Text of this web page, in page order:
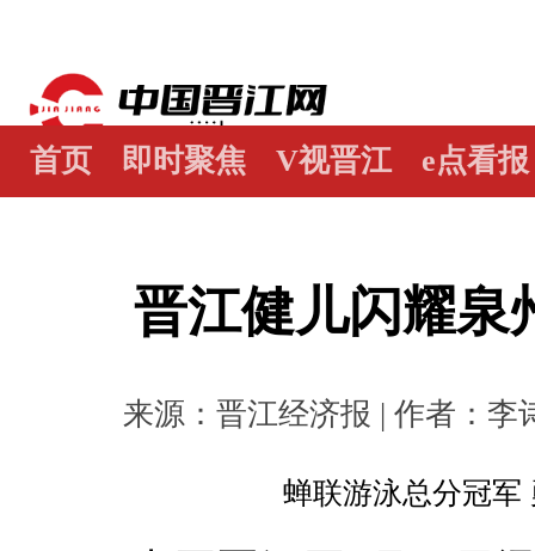
首页 即时聚焦 V视晋江 e点看报
晋江健儿闪耀泉
来源：晋江经济报 | 作者：李
蝉联游泳总分冠军